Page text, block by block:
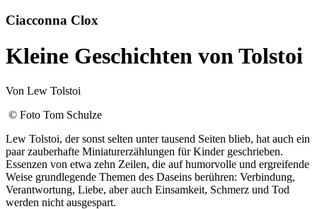
Ciacconna Clox
Kleine Geschichten von Tolstoi
Von Lew Tolstoi
© Foto Tom Schulze
Lew Tolstoi, der sonst selten unter tausend Seiten blieb, hat auch ein
paar zauberhafte Miniaturerzählungen für Kinder geschrieben.
Essenzen von etwa zehn Zeilen, die auf humorvolle und ergreifende
Weise grundlegende Themen des Daseins berühren: Verbindung,
Verantwortung, Liebe, aber auch Einsamkeit, Schmerz und Tod
werden nicht ausgespart.